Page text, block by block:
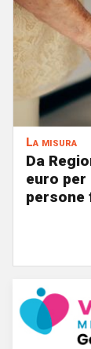
La misura
Da
euro
persone